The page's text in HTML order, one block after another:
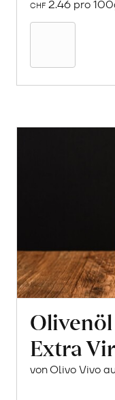
CHF 2.46 pro
Extra
von Olivo Vivo